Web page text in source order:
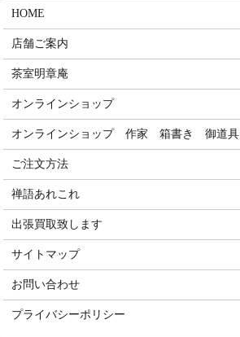
HOME
店舗ご案内
茶室明章庵
オンラインショップ
オンラインショップ 作家 箱書き 御道具
ご注文方法
禅語あれこれ
出張買取致します
サイトマップ
お問い合わせ
プライバシーポリシー